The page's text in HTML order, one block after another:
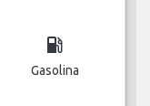
local_gas_station
Gasolina